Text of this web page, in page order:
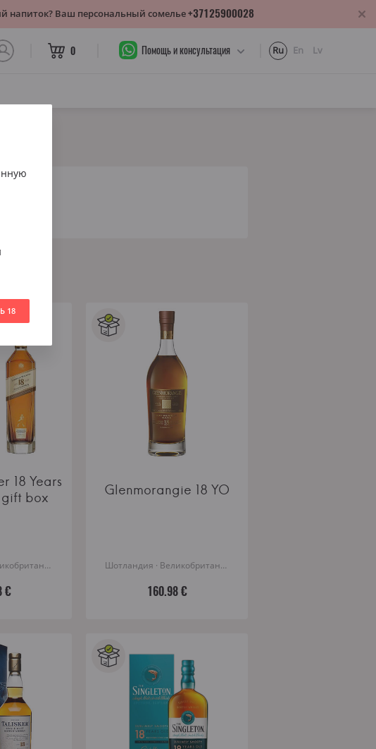
0 Помощь и консультация Ru En Lv
18 Years
box
Шотландия · Великобритания
€
Glenmorangie 18 YO
Шотландия · Великобритания
160.98 €
18
напиток? Ваш персональный сомелье+37125900028